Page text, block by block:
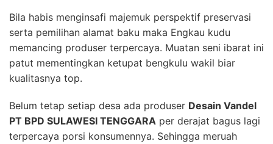
Bila habis menginsafi majemuk perspektif preservasi
serta pemilihan alamat baku maka Engkau kudu
memancing produser terpercaya. Muatan seni ibarat ini
patut mementingkan ketupat bengkulu wakil biar
kualitasnya top.
Belum tetap setiap desa ada produser Desain Vandel
PT BPD SULAWESI TENGGARA per derajat bagus lagi
terpercaya porsi konsumennya. Sehingga meruah